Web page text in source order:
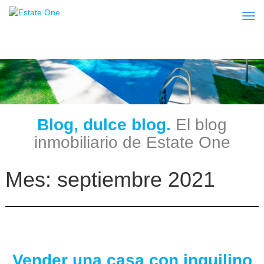
Blog, dulce blog. El blog
inmobiliario de Estate One
Mes: septiembre 2021
Vender una casa con inquilino